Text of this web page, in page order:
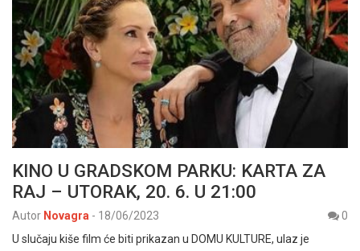
KINO U GRADSKOM PARKU: KARTA ZA
RAJ – UTORAK, 20. 6. U 21:00
Autor Novagra - 18/06/2023
0
U slučaju kiše film će biti prikazan u DOMU KULTURE, ulaz je